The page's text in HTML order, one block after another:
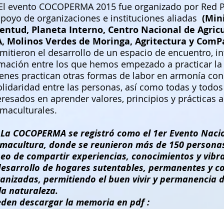
COCOPERMA 2015 fue organizado por Red
de organizaciones e instituciones aliadas
Planeta Interno, Centro Nacional de
Molinos Verdes de Moringa, Agritectura y
el desarrollo de un espacio de encuentro,
entre los que hemos empezado a practicar
practican otras formas de labor en armonía
entre las personas, así como todas y
en aprender valores, principios y prácticas
se registró como el 1er Evento
donde se reunieron más de 150
de compartir experiencias, conocimientos y
de hogares sutentables, permanentes y
permitiendo el buen vivir y permanencia
naturaleza.
descargar la memoria en pdf :